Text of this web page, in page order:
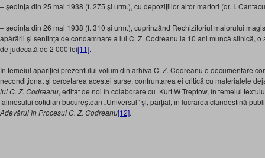
– şedinţa din 25 mai 1938 (f. 275 şi urm.), cu depoziţiilor altor martori (dr. I.
– şedinţa din 26 mai 1938 (f. 310 şi urm.), cuprinzând Rechizitoriul maiorului
apărării şi sentinţa de condamnare a lui C. Z. Codreanu la 10 ani muncă silnică,
de judecată de 2 000 lei[11].
În temeiul apariţiei prezentului volum din arhiva C. Z. Codreanu o documentare
necondiţionat şi cercetarea acestei surse, confruntarea ei critică cu materialele
lui C. Z. Codreanu, editat de noi în colaborare cu Kurt W Treptow, în temeiul
faimosului cotidian bucureştean „Universul” şi, parţial, în lucrarea clandestină
Adevărul în Procesul C. Z. Codreanu[12].